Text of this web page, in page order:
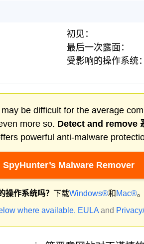
初见：
最后一次露面：
受影响的操作系统：
be difficult for the average
more so. Detect and remove
powerful anti-malware
Malware Remover
操作系统吗？ 下载Windows®和 Mac®。
where available. EULA and